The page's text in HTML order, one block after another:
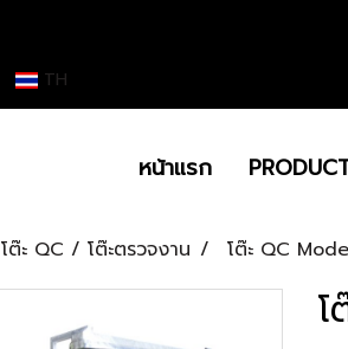
TH
หน้าแรก
โต๊ะ QC / โต๊ะตรวจงาน โต๊ะ QC